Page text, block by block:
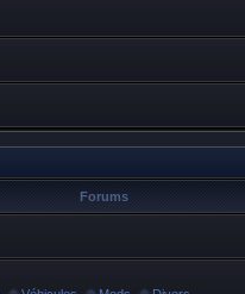
Forums